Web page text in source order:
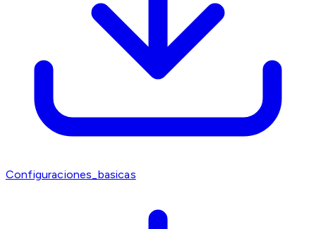
Configuraciones_basicas